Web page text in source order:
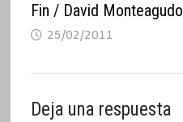
Fin / David Monteagudo
25/02/2011
Deja una respuesta